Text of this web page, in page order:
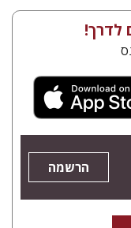
לדרך!
הרשמה